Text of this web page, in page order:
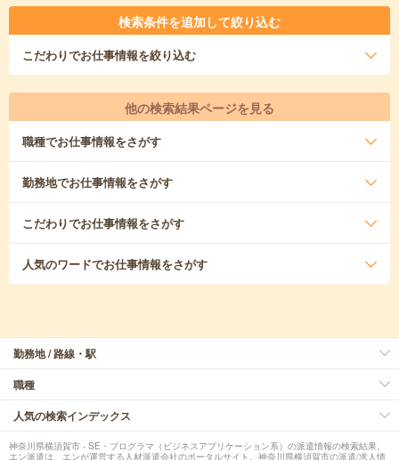
検索条件を追加して絞り込む
こだわりでお仕事情報を絞り込む
他の検索結果ページを見る
職種でお仕事情報をさがす
勤務地でお仕事情報をさがす
こだわりでお仕事情報をさがす
人気のワードでお仕事情報をさがす
勤務地 / 路線・駅
職種
人気の検索インデックス
神奈川県横須賀市 - SE・プログラマ（ビジネスアプリケーション系）の派遣情報の検索結果。
エン派遣は、エンが運営する人材派遣会社のポータルサイト。神奈川県横須賀市の派遣/求人情